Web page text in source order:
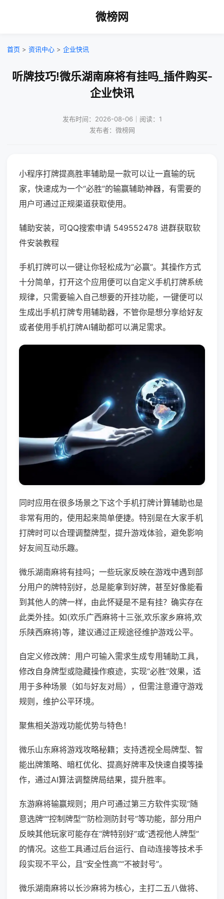
微榜网
首页 > 资讯中心 > 企业快讯
听牌技巧!微乐湖南麻将有挂吗_插件购买-
企业快讯
发布时间：2026-08-06｜阅读：1
发布者：微榜网
小程序打牌提高胜率辅助是一款可以让一直输的玩
家，快速成为一个“必胜”的输赢辅助神器，有需要的
用户可通过正规渠道获取使用。
辅助安装，可QQ搜索申请 549552478 进群获取软
件安装教程
手机打牌可以一键让你轻松成为“必赢”。其操作方式
十分简单，打开这个应用便可以自定义手机打牌系统
规律，只需要输入自己想要的开挂功能，一键便可以
生成出手机打牌专用辅助器，不管你是想分享给好友
或者使用手机打牌AI辅助都可以满足需求。
同时应用在很多场景之下这个手机打牌计算辅助也是
非常有用的，使用起来简单便捷。特别是在大家手机
打牌时可以合理调整牌型，提升游戏体验，避免影响
好友间互动乐趣。
微乐湖南麻将有挂吗；一些玩家反映在游戏中遇到部
分用户的牌特别好，总是能拿到好牌，甚至好像能看
到其他人的牌一样，由此怀疑是不是有挂？确实存在
此类外挂。如(欢乐广西麻将十三张,欢乐家乡麻将,欢
乐陕西麻将)等，建议通过正规途径维护游戏公平。
自定义修改牌：用户可输入需求生成专用辅助工具，
修改自身牌型或隐藏操作痕迹，实现“必胜”效果，适
用于多种场景（如与好友对局），但需注意遵守游戏
规则，维护公平环境。
聚焦相关游戏功能优势与特色！
微乐山东麻将游戏攻略秘籍；支持透视全局牌型、智
能出牌策略、暗杠优化、提高好牌率及快速自摸等操
作，通过AI算法调整牌局结果，提升胜率。
东游麻将输赢规则；用户可通过第三方软件实现“随
意选牌”“控制牌型”“防检测防封号”等功能，部分用户
反映其他玩家可能存在“牌特别好”或“透视他人牌型”
的情况。这些工具通过后台运行、自动连接等技术手
段实现不平公，且“安全性高”“不被封号”。
微乐湖南麻将以长沙麻将为核心，主打二五八做将、